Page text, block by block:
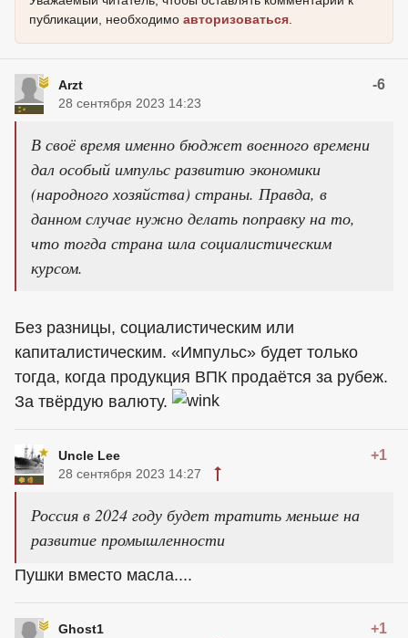
публикации, необходимо авторизоваться
Arzt -6
28 сентября 2023 14:23
В своё время именно бюджет военного времени
дал особый импульс развитию экономики
(народного хозяйства) страны. Правда, в
данном случае нужно делать поправку на то,
что тогда страна шла социалистическим
курсом.
Без разницы, социалистическим или
капиталистическим. «Импульс» будет только
тогда, когда продукция ВПК продаётся за рубеж.
За твёрдую валюту.
Uncle Lee +1
28 сентября 2023 14:27
Россия в 2024 году будет тратить меньше на
развитие промышленности
Пушки вместо масла....
Ghost1 +1